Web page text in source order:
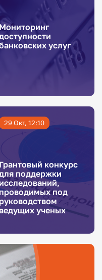
Мониторинг
услуг
29 Окт, 12:10
Грантовый конкурс
поддержки
исследований,
под
руководством
ведущих ученых